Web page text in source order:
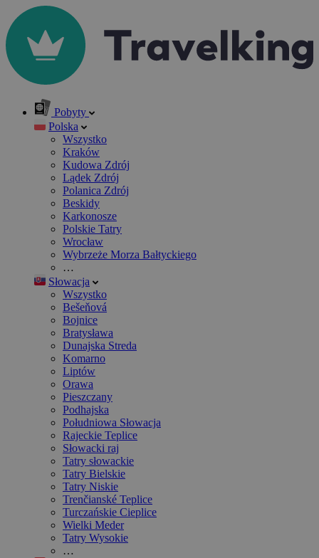
Pobyty
Polska
Wszystko
Kraków
Kudowa Zdrój
Lądek Zdrój
Polanica Zdrój
Beskidy
Karkonosze
Polskie Tatry
Wrocław
Wybrzeże Morza Bałtyckiego
…
Słowacja
Wszystko
Bešeňová
Bojnice
Bratysława
Dunajska Streda
Komarno
Liptów
Orawa
Pieszczany
Podhajska
Południowa Słowacja
Rajeckie Teplice
Słowacki raj
Tatry słowackie
Tatry Bielskie
Tatry Niskie
Trenčianské Teplice
Turczańskie Cieplice
Wielki Meder
Tatry Wysokie
…